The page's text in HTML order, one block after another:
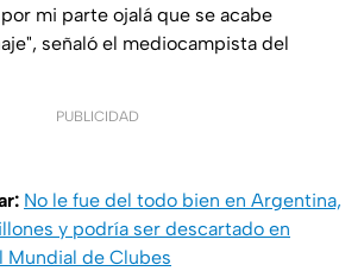
mi parte ojalá que se acabe
señaló el mediocampista del
PUBLICIDAD
No le fue del todo bien en Argentina,
y podría ser descartado en
Mundial de Clubes